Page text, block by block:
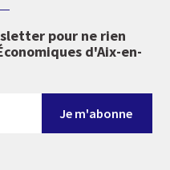
pour ne rien
d'Aix-en-